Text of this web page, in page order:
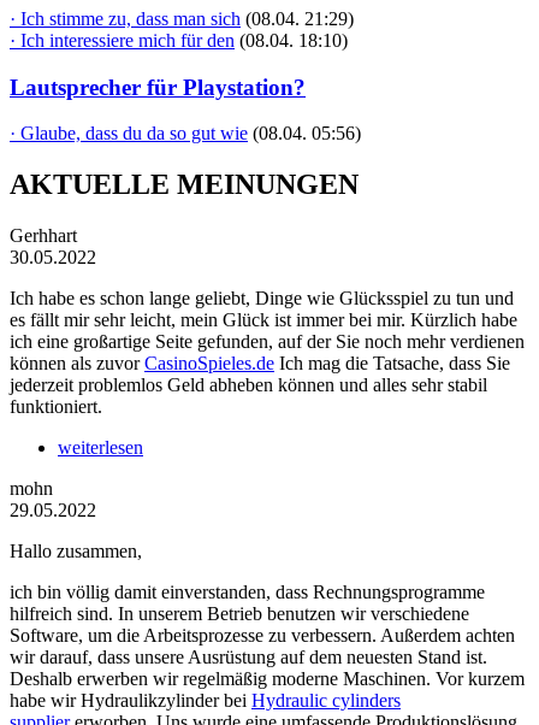
· Ich stimme zu, dass man sich (08.04. 21:29)
· Ich interessiere mich für den (08.04. 18:10)
Lautsprecher für Playstation?
· Glaube, dass du da so gut wie (08.04. 05:56)
AKTUELLE MEINUNGEN
Gerhhart
30.05.2022
Ich habe es schon lange geliebt, Dinge wie Glücksspiel zu tun und
es fällt mir sehr leicht, mein Glück ist immer bei mir. Kürzlich habe
ich eine großartige Seite gefunden, auf der Sie noch mehr verdienen
können als zuvorCasinoSpieles.de Ich mag die Tatsache, dass Sie
jederzeit problemlos Geld abheben können und alles sehr stabil
funktioniert.
weiterlesen
mohn
29.05.2022
Hallo zusammen,
ich bin völlig damit einverstanden, dass Rechnungsprogramme
hilfreich sind. In unserem Betrieb benutzen wir verschiedene
Software, um die Arbeitsprozesse zu verbessern. Außerdem achten
wir darauf, dass unsere Ausrüstung auf dem neuesten Stand ist.
Deshalb erwerben wir regelmäßig moderne Maschinen. Vor kurzem
habe wir Hydraulikzylinder bei Hydraulic cylinders